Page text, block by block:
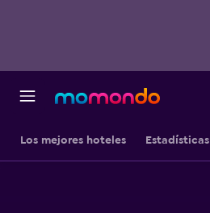
Los mejores hoteles Estadísticas